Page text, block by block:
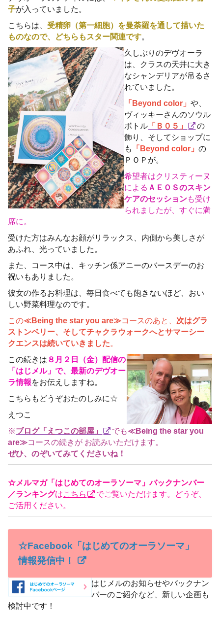
子が入っていました。
こちらは、 受精卵（第一細胞）を曼荼羅を通して描いた
ものなので、どちらもスター関連です。
久しぶりのデヴオーラ
は、クラスの天井に大き
なシャンデリアが吊るさ
れていました。
「Beyond color」や、
ヴィッキーさんのソウル
ボトル 「Ｂ０５」
の
飾り、そしてショップに
も
「Beyond color」の
ＰＯＰが。
希望者はクリスティーヌ
による ＡＥＯＳのスキン
ケアのセッションも受け
られましたが、すぐに満
席に。
受けた方はみんなお顔がリラックス、内側から美しさが
あふれ、光っていました。
また、コース中は、キッチン係アニーのバースデーのお
祝いもありました。
彼女の作るお料理は、毎日食べても飽きないほど、おい
しい野菜料理なのです。
この≪Being the star you are≫コースのあと、 次はグラ
ストンベリー、そしてチャクラウォークへとサマーシー
クエンスは続いていきました。
この続きは ８月２日（金）配信の
「はじメル」で、最新のデヴオー
ラ情報をお伝えしますね。
こちらもどうぞおたのしみに☆
えつこ
※ブログ「えつこの部屋」 でも≪Being the star you
are≫コースの続きが お読みいただけます。
ぜひ、のぞいてみてくださいね！
☆メルマガ「はじめてのオーラソーマ」バックナンバー
／ランキングはこちら
でご覧いただけます。どうぞ、
ご活用ください。
☆Facebook「はじめてのオーラソーマ」
情報発信中！
はじメルのお知らせやバックナン
バーのご紹介など、新しい企画も
検討中です！